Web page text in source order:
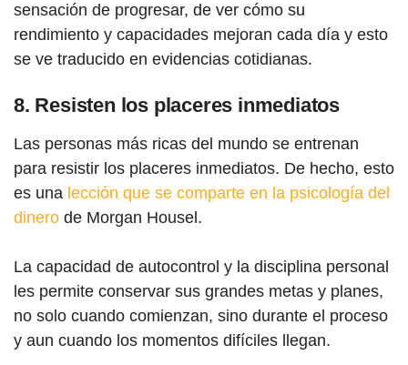
sensación de progresar, de ver cómo su
rendimiento y capacidades mejoran cada día y esto
se ve traducido en evidencias cotidianas.
8. Resisten los placeres inmediatos
Las personas más ricas del mundo se entrenan
para resistir los placeres inmediatos. De hecho, esto
es una lección que se comparte en la psicología del
dinero de Morgan Housel.
La capacidad de autocontrol y la disciplina personal
les permite conservar sus grandes metas y planes,
no solo cuando comienzan, sino durante el proceso
y aun cuando los momentos difíciles llegan.